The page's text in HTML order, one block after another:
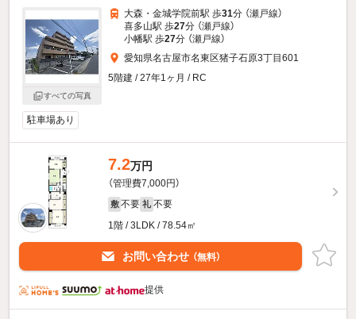
すべての写真
大森・金城学院前駅 歩31分 （瀬戸線）
喜多山駅 歩27分 （瀬戸線）
小幡駅 歩27分 （瀬戸線）
愛知県名古屋市名東区猪子石原3丁目601
5階建 / 27年1ヶ月 / RC
駐車場あり
7.2万円
（管理費7,000円）
敷 不要 礼 不要
1階 / 3LDK / 78.54㎡
お問い合わせ （無料）
提供